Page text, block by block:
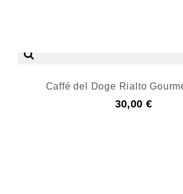
Caffé del Doge Rialto
30,00 €